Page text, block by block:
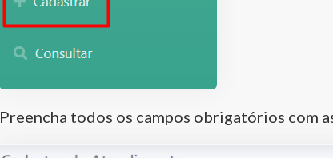
Preencha todos os campos obrigatórios com